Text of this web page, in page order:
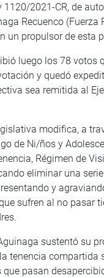
1120/2021-CR, de
Recuenco (Fuerza
un propulsor de esta
luego los 78 votos
y quedó
sea remitida al
modifica, a
de Ni/ños y
Régimen de
eliminar una
y
sufren al no pasar
sustentó su
tenencia compartida
que pasan